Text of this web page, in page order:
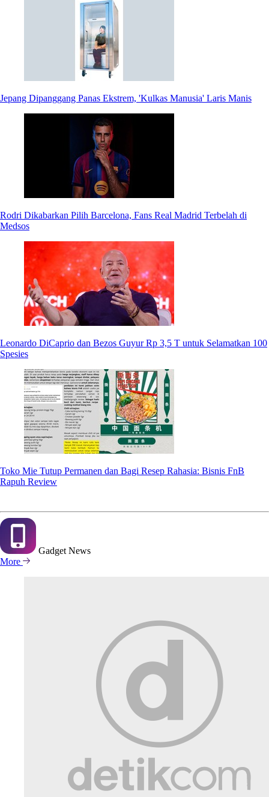
Jepang Dipanggang Panas Ekstrem, 'Kulkas Manusia' Laris Manis
Rodri Dikabarkan Pilih Barcelona, Fans Real Madrid Terbelah di
Medsos
Leonardo DiCaprio dan Bezos Guyur Rp 3,5 T untuk Selamatkan 100
Spesies
Toko Mie Tutup Permanen dan Bagi Resep Rahasia: Bisnis FnB
Rapuh Review
Gadget News
More